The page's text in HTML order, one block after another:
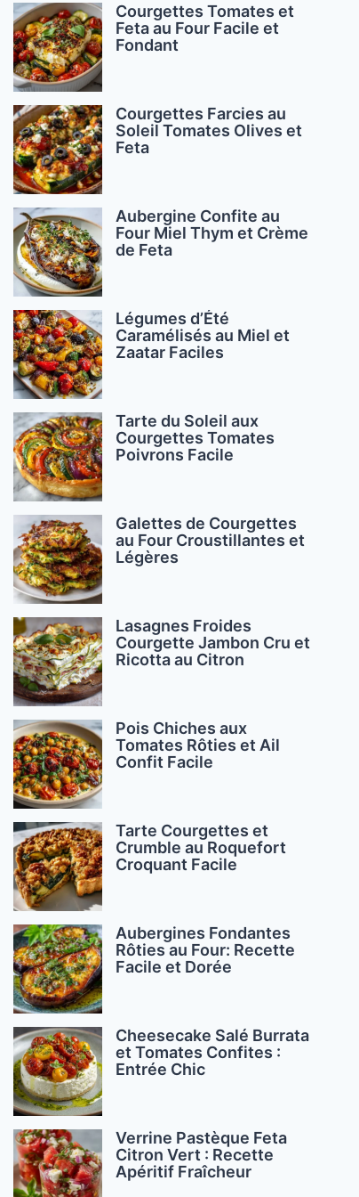
Courgettes Tomates et
Feta au Four Facile et
Fondant
Courgettes Farcies au
Soleil Tomates Olives et
Feta
Aubergine Confite au
Four Miel Thym et Crème
de Feta
Légumes d’Été
Caramélisés au Miel et
Zaatar Faciles
Tarte du Soleil aux
Courgettes Tomates
Poivrons Facile
Galettes de Courgettes
au Four Croustillantes et
Légères
Lasagnes Froides
Courgette Jambon Cru et
Ricotta au Citron
Pois Chiches aux
Tomates Rôties et Ail
Confit Facile
Tarte Courgettes et
Crumble au Roquefort
Croquant Facile
Aubergines Fondantes
Rôties au Four: Recette
Facile et Dorée
Cheesecake Salé Burrata
et Tomates Confites :
Entrée Chic
Verrine Pastèque Feta
Citron Vert : Recette
Apéritif Fraîcheur